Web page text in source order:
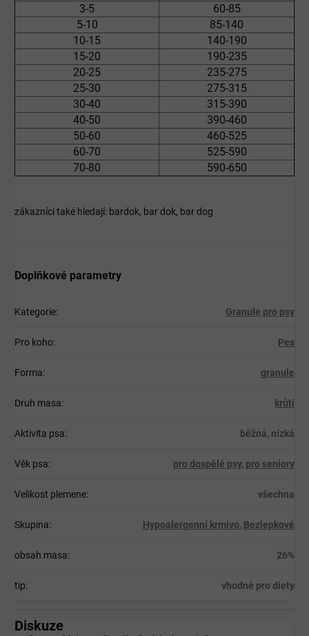
3-5
60-85
5-10
85-140
10-15
140-190
15-20
190-235
20-25
235-275
25-30
275-315
30-40
315-390
40-50
390-460
50-60
460-525
60-70
525-590
70-80
590-650
zákazníci také hledají: bardok, bar dok, bar dog
Doplňkové parametry
Kategorie: Granule pro psy
Pro koho: Pes
Forma: granule
Druh masa: krůtí
Aktivita psa: běžná, nízká
Věk psa: pro dospělé psy, pro seniory
Velikost plemene: všechna
Skupina: Hypoalergenní krmivo, Bezlepkové
obsah masa: 26%
tip: vhodné pro diety
Diskuze